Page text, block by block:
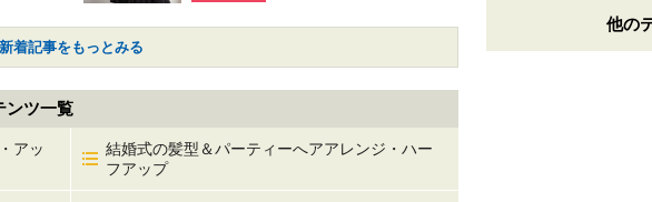
新着記事をもっとみる
ンツ一覧
アッ
結婚式の髪型＆パーティーへアアレンジ・ハー
フアップ
他の